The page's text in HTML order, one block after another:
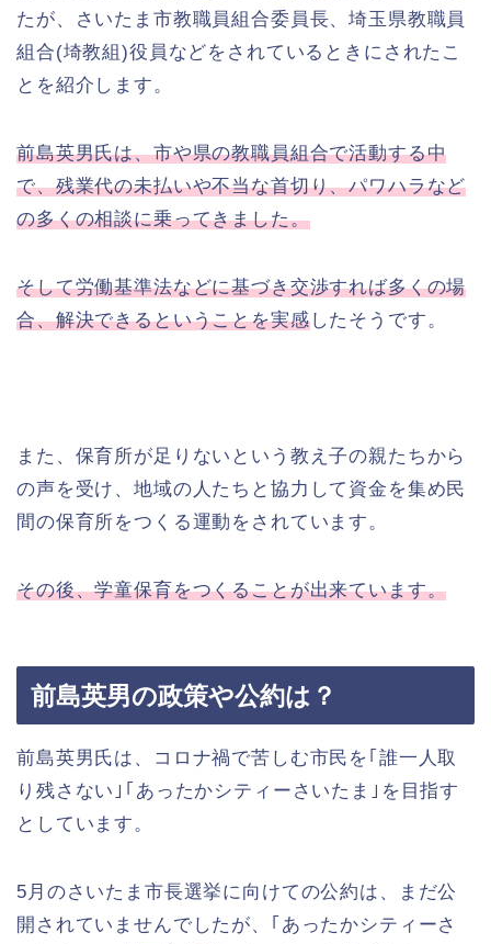
たが、さいたま市教職員組合委員長、埼玉県教職員
組合(埼教組)役員などをされているときにされたこ
とを紹介します。
前島英男氏は、市や県の教職員組合で活動する中
で、残業代の未払いや不当な首切り、パワハラなど
の多くの相談に乗ってきました。
そして労働基準法などに基づき交渉すれば多くの場
合、解決できるということを実感したそうです。
また、保育所が足りないという教え子の親たちから
の声を受け、地域の人たちと協力して資金を集め民
間の保育所をつくる運動をされています。
その後、学童保育をつくることが出来ています。
前島英男の政策や公約は？
前島英男氏は、コロナ禍で苦しむ市民を｢誰一人取
り残さない｣｢あったかシティーさいたま｣を目指す
としています。
5月のさいたま市長選挙に向けての公約は、まだ公
開されていませんでしたが、｢あったかシティーさ